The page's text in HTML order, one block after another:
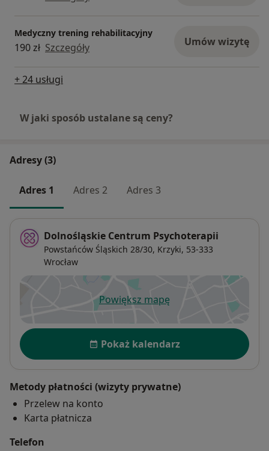
Medyczny trening rehabilitacyjny
190 zł Szczegóły Umów wizytę
+ 24 usługi
W jaki sposób ustalane są ceny?
Adresy (3)
Adres 1 Adres 2 Adres 3
Dolnośląskie Centrum Psychoterapii
Powstańców Śląskich 28/30, Krzyki, 53-333
Wrocław
Powiększ mapęotwiera się w nowej karcie
Dostępność
Pokaż kalendarz
Metody płatności (wizyty prywatne)
Przelew na konto
Karta płatnicza
Telefon